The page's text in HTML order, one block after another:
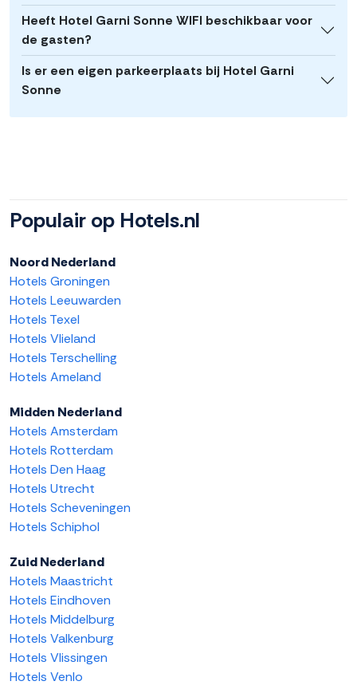
Heeft Hotel Garni Sonne WIFI beschikbaar voor
de gasten?
Is er een eigen parkeerplaats bij Hotel Garni
Sonne
Populair op Hotels.nl
Noord Nederland
Hotels Groningen
Hotels Leeuwarden
Hotels Texel
Hotels Vlieland
Hotels Terschelling
Hotels Ameland
Midden Nederland
Hotels Amsterdam
Hotels Rotterdam
Hotels Den Haag
Hotels Utrecht
Hotels Scheveningen
Hotels Schiphol
Zuid Nederland
Hotels Maastricht
Hotels Eindhoven
Hotels Middelburg
Hotels Valkenburg
Hotels Vlissingen
Hotels Venlo